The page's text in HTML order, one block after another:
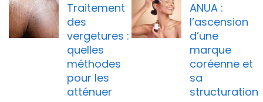
Traitement
des
vergetures :
quelles
méthodes
pour les
atténuer
ANUA :
l’ascension
d’une
marque
coréenne et
sa
structuration